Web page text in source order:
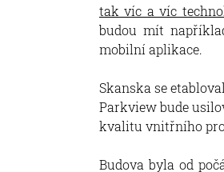
tak víc a víc
budou mít
mobilní aplikace.
Skanska se
Parkview bude
kvalitu vnitřního
Budova byla od